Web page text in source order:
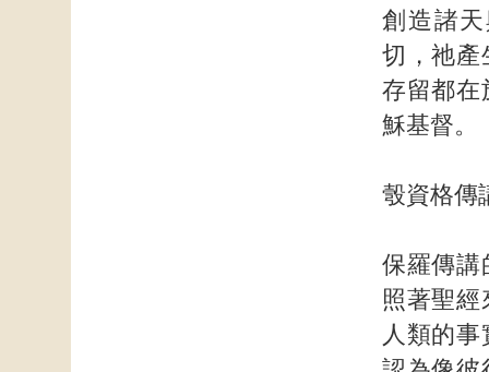
創造諸
切，祂產
存留都在
穌基督。
彀資格傳
保羅傳講
照著聖
人類的